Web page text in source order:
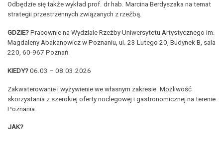
Odbędzie się także wykład prof. dr hab. Marcina Berdyszaka na temat
strategii przestrzennych związanych z rzeźbą.
GDZIE? Pracownie na Wydziale Rzeźby Uniwersytetu Artystycznego im.
Magdaleny Abakanowicz w Poznaniu, ul. 23 Lutego 20, Budynek B, sala
220, 60-967 Poznań
KIEDY? 06.03 – 08.03.2026
Zakwaterowanie i wyżywienie we własnym zakresie. Możliwość
skorzystania z szerokiej oferty noclegowej i gastronomicznej na terenie
Poznania.
JAK?